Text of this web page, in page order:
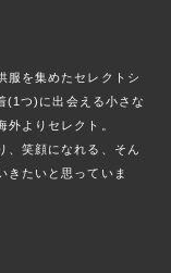
服を集めたセレクトシ
(1つ)に出会える小さな
よりセレクト。
、笑顔になれる、そん
きたいと思っていま